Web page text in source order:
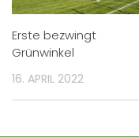
Erste bezwingt
Grünwinkel
16. APRIL 2022